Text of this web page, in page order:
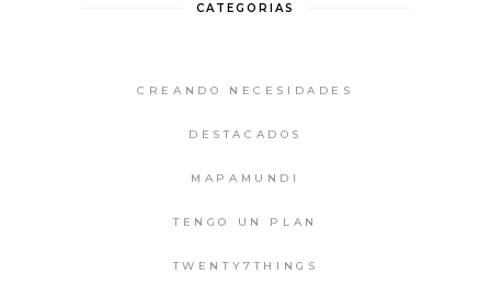
CATEGORIAS
CREANDO NECESIDADES
DESTACADOS
MAPAMUNDI
TENGO UN PLAN
TWENTY7THINGS